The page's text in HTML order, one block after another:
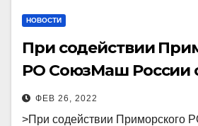
НОВОСТИ
При содействии
РО СоюзМаш России
заседание Совета по
промышленности
ФЕВ 26, 2022
>При содействии Приморского